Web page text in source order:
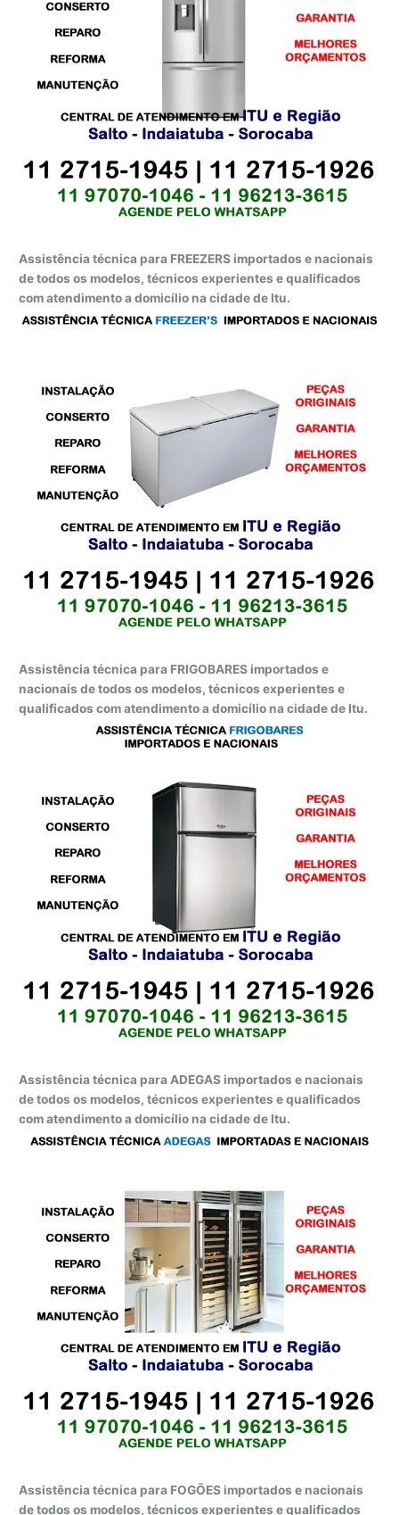
Assistência técnica para FREEZERS importados e nacionais
de todos os modelos, técnicos experientes e qualificados
com atendimento a domicílio na cidade de Itu.
Assistência técnica para FRIGOBARES importados e
nacionais de todos os modelos, técnicos experientes e
qualificados com atendimento a domicílio na cidade de Itu.
Assistência técnica para ADEGAS importados e nacionais
de todos os modelos, técnicos experientes e qualificados
com atendimento a domicílio na cidade de Itu.
Assistência técnica para FOGÕES importados e nacionais
de todos os modelos, técnicos experientes e qualificados